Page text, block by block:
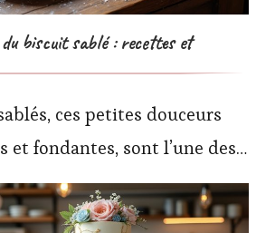
biscuit sablé : recettes et
ces petites douceurs
et fondantes, sont l’une des…